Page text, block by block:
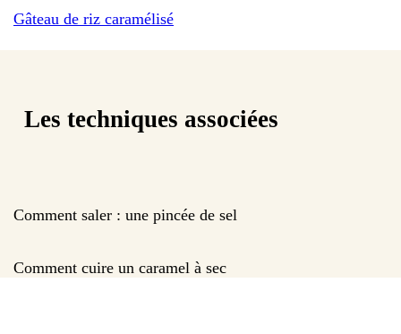
Gâteau de riz caramélisé
Les techniques associées
Comment saler : une pincée de sel
Comment cuire un caramel à sec